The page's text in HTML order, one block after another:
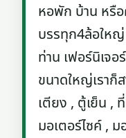
หอพัก บ้าน หรือ
บรรทุก4ล้อให
ท่าน เฟอร์นิเจอ
ขนาดใหญ่เราก็
เตียง , ตู้เย็น ,
มอเตอร์ไซค์ , ม